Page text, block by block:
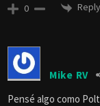
0 Reply
Mike RV
Pensé algo como